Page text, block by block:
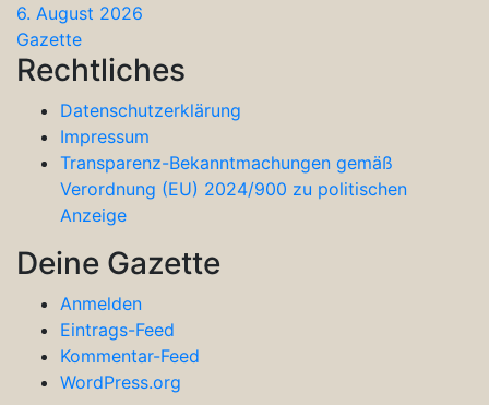
6. August 2026
Gazette
Rechtliches
Datenschutzerklärung
Impressum
Transparenz-Bekanntmachungen gemäß
Verordnung (EU) 2024/900 zu politischen
Anzeige
Deine Gazette
Anmelden
Eintrags-Feed
Kommentar-Feed
WordPress.org